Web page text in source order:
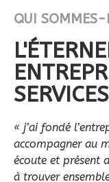
QUI SOMMES-
« j’ai fondé
accompagner au
écoute et présent
à trouver